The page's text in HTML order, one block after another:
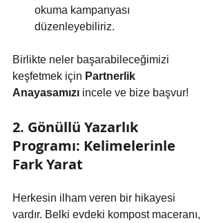
okuma kampanyası
düzenleyebiliriz.
Birlikte neler başarabileceğimizi
keşfetmek için Partnerlik
Anayasamızı incele ve bize başvur!
2. Gönüllü Yazarlık
Programı: Kelimelerinle
Fark Yarat
Herkesin ilham veren bir hikayesi
vardır. Belki evdeki kompost maceranı,